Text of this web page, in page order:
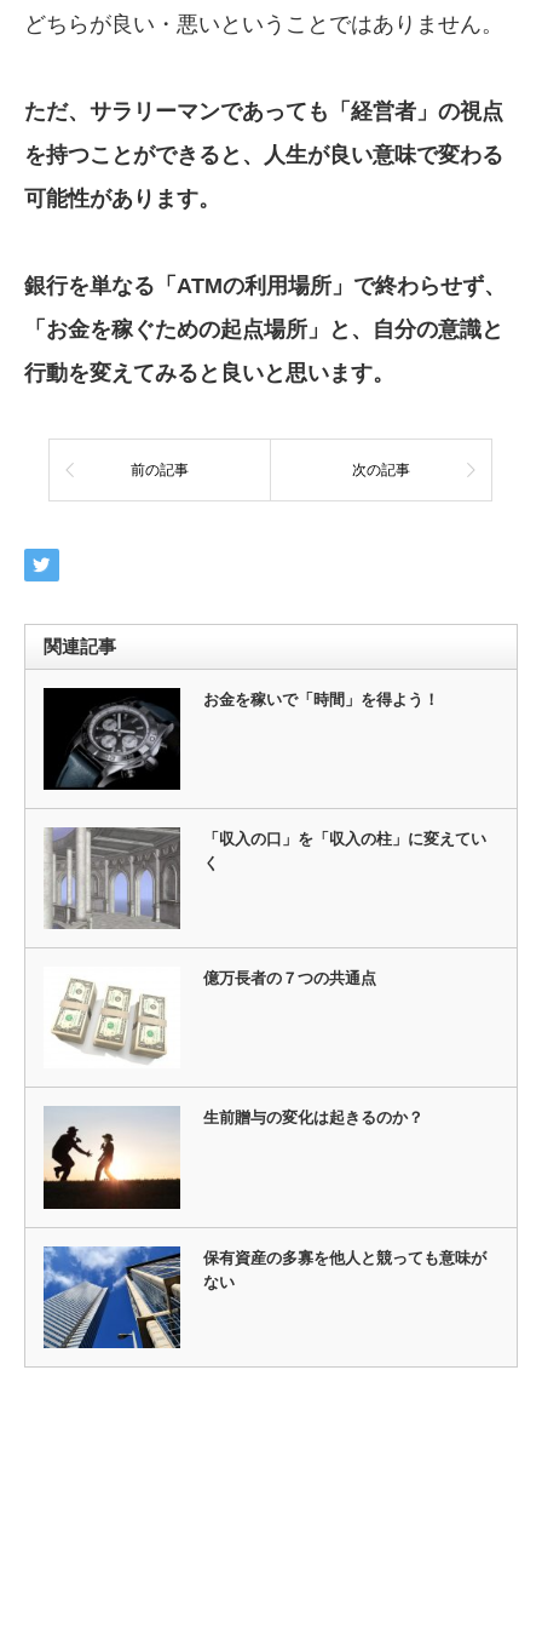
どちらが良い・悪いということではありません。
ただ、サラリーマンであっても「経営者」 の視点
を持つことができると、人生が良い意味で変わる
可能性があります。
銀行を単なる「ATMの利用場所」で終わらせず、
「お金を稼ぐための起点場所」 と、 自分の意識と
行動を変えてみると 良いと思います。
前の記事 次の記事
関連記事
お金を稼いで「時間」を得よう！
「収入の口」を「収入の柱」に変えてい
く
億万長者の７つの共通点
生前贈与の変化は起きるのか？
保有資産の多寡を他人と競っても意味が
ない